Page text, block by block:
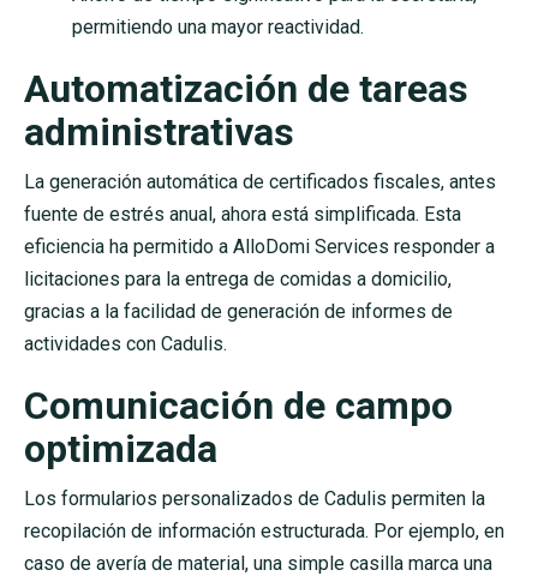
permitiendo una mayor reactividad.
Automatización de tareas
administrativas
La generación automática de certificados fiscales, antes
fuente de estrés anual, ahora está simplificada. Esta
eficiencia ha permitido a AlloDomi Services responder a
licitaciones para la entrega de comidas a domicilio,
gracias a la facilidad de generación de informes de
actividades con Cadulis.
Comunicación de campo
optimizada
Los formularios personalizados de Cadulis permiten la
recopilación de información estructurada. Por ejemplo, en
caso de avería de material, una simple casilla marca una